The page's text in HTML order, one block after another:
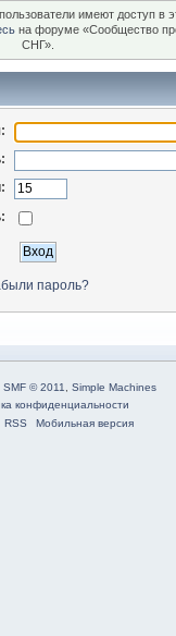
имеют доступ в
на форуме «Сообщество
СНГ».
пароль?
SMF © 2011 ,Simple Machines
конфиденциальности
RSS Мобильная версия